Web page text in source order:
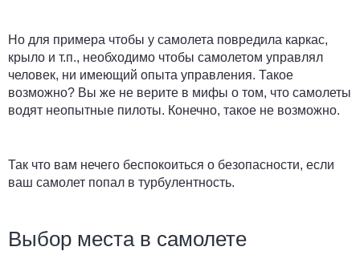
Но для примера чтобы у самолета повредила каркас,
крыло и т.п., необходимо чтобы самолетом управлял
человек, ни имеющий опыта управления. Такое
возможно? Вы же не верите в мифы о том, что самолеты
водят неопытные пилоты. Конечно, такое не возможно.
Так что вам нечего беспокоиться о безопасности, если
ваш самолет попал в турбулентность.
Выбор места в самолете